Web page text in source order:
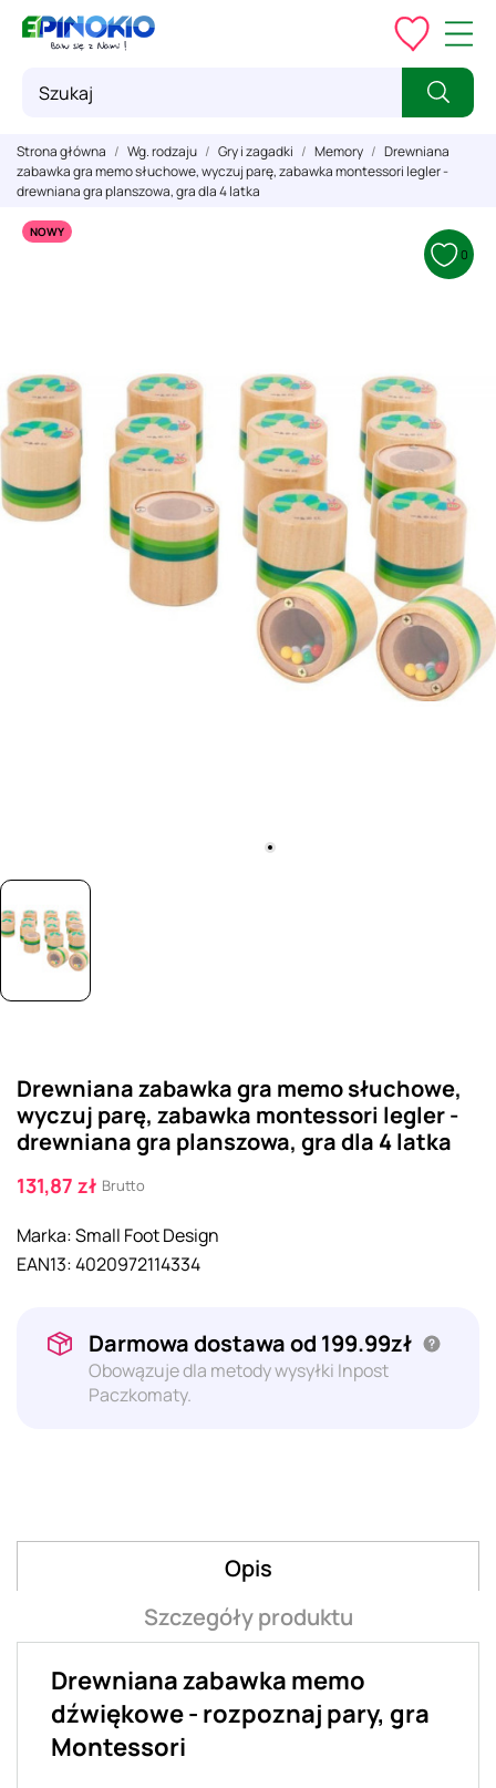
Strona główna Wg. rodzaju Gry i zagadki Memory
Drewniana
zabawka gra memo słuchowe, wyczuj parę, zabawka montessori legler -
drewniana gra planszowa, gra dla 4 latka
NOWY
0
Drewniana zabawka gra memo słuchowe,
wyczuj parę, zabawka montessori legler -
drewniana gra planszowa, gra dla 4 latka
131,87 zł Brutto
Marka:Small Foot Design
EAN13:4020972114334
Darmowa dostawa od 199.99zł
Obowązuje dla metody wysyłki Inpost
Paczkomaty.
Opis
Szczegóły produktu
Drewniana zabawka memo
dźwiękowe - rozpoznaj pary, gra
Montessori